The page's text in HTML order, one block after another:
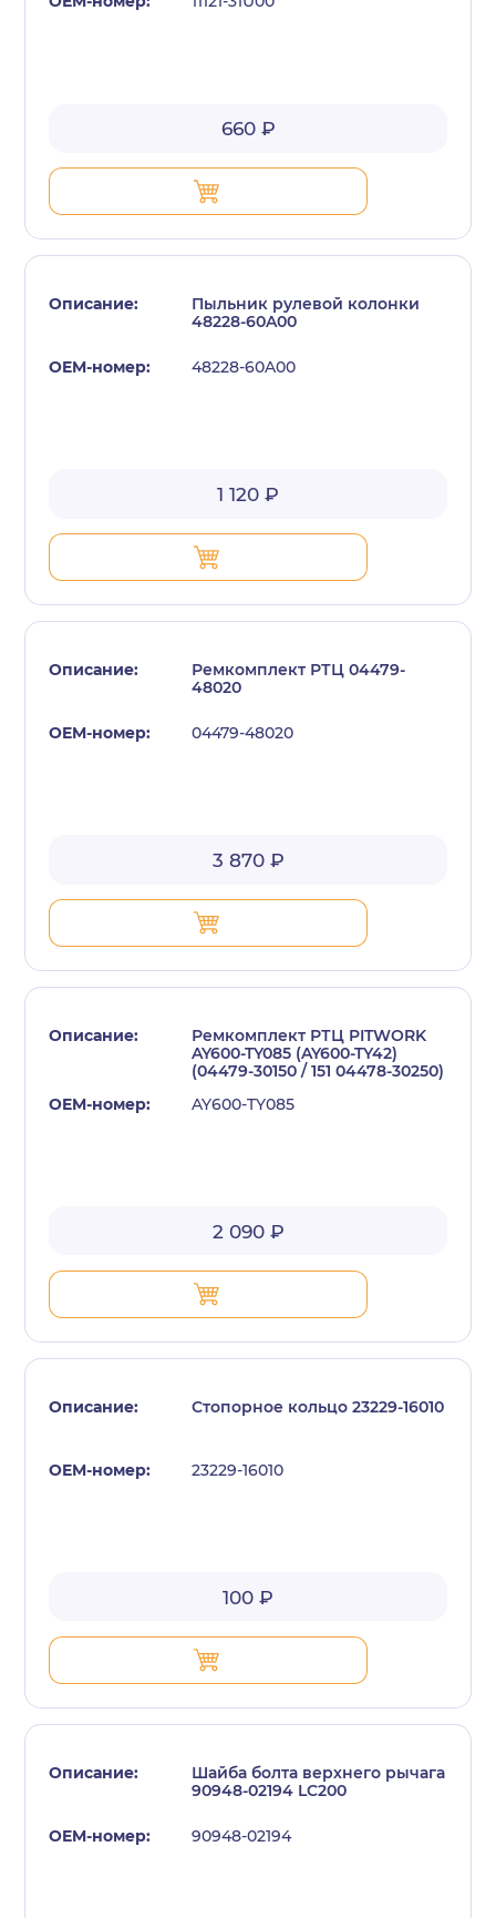
660 ₽
Пыльник рулевой колонки
48228-60A00
48228-60A00
1 120 ₽
Ремкомплект РТЦ 04479-
48020
04479-48020
3 870 ₽
Ремкомплект РТЦ PITWORK
AY600-TY085 (AY600-TY42)
(04479-30150 / 151 04478-30250)
AY600-TY085
2 090 ₽
Стопорное кольцо 23229-16010
23229-16010
100 ₽
Шайба болта верхнего рычага
90948-02194 LC200
90948-02194